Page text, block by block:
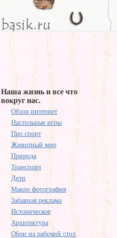
Наша жизнь и все что
вокруг нас.
Обзор интернет
Настольные игры
Про спорт
Животный мир
Природа
Транспорт
Дети
Макро фотография
Забавная реклама
Историческое
Архитектура
Обои на рабочий стол